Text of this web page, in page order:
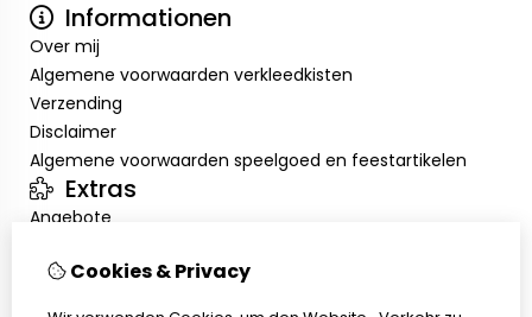
Informationen
Over mij
Algemene voorwaarden verkleedkisten
Verzending
Disclaimer
Algemene voorwaarden speelgoed en feestartikelen
Extras
Angebote
InloggenCookies & Privacy